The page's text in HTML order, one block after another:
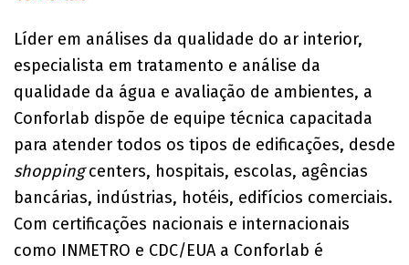
Líder em análises da qualidade do ar interior,
especialista em tratamento e análise da
qualidade da água e avaliação de ambientes, a
Conforlab dispõe de equipe técnica capacitada
para atender todos os tipos de edificações, desde
shoppingcenters, hospitais, escolas, agências
bancárias, indústrias, hotéis, edifícios comerciais.
Com certificações nacionais e internacionais
como INMETRO e CDC/EUA a Conforlab é